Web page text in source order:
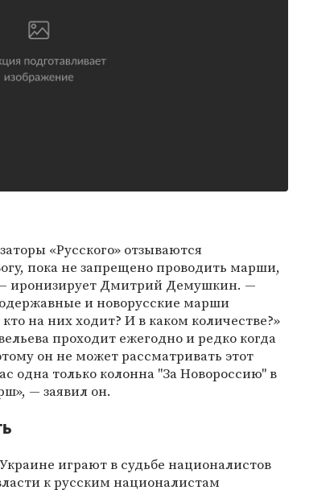
«Русского» отзываются
пока не запрещено проводить марши,
иронизирует Дмитрий Демушкин. —
и новорусские марши
на них ходит? И в каком количестве?»
проходит ежегодно и редко когда
он не может рассматривать этот
одна только колонна "За Новороссию" в
— заявил он.
играют в судьбе националистов
к русским националистам